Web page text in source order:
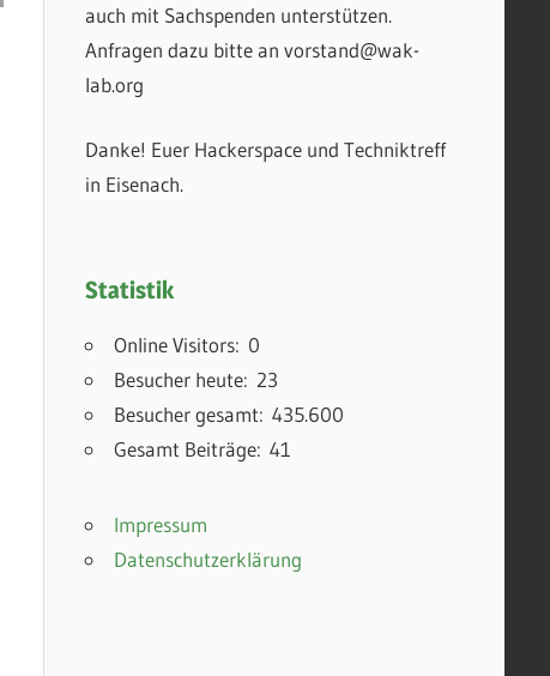
auch mit Sachspenden unterstützen.
Anfragen dazu bitte an vorstand@wak-
lab.org
Danke! Euer Hackerspace und Techniktreff
in Eisenach.
Statistik
Online Visitors: 0
Besucher heute: 23
Besucher gesamt: 435.600
Gesamt Beiträge: 41
Impressum
Datenschutzerklärung